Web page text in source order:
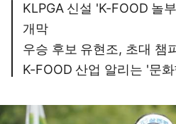
KLPGA 신설 'K-FOOD 놀
개막
우승 후보 유현조, 초대 챔
K-FOOD 산업 알리는 '문